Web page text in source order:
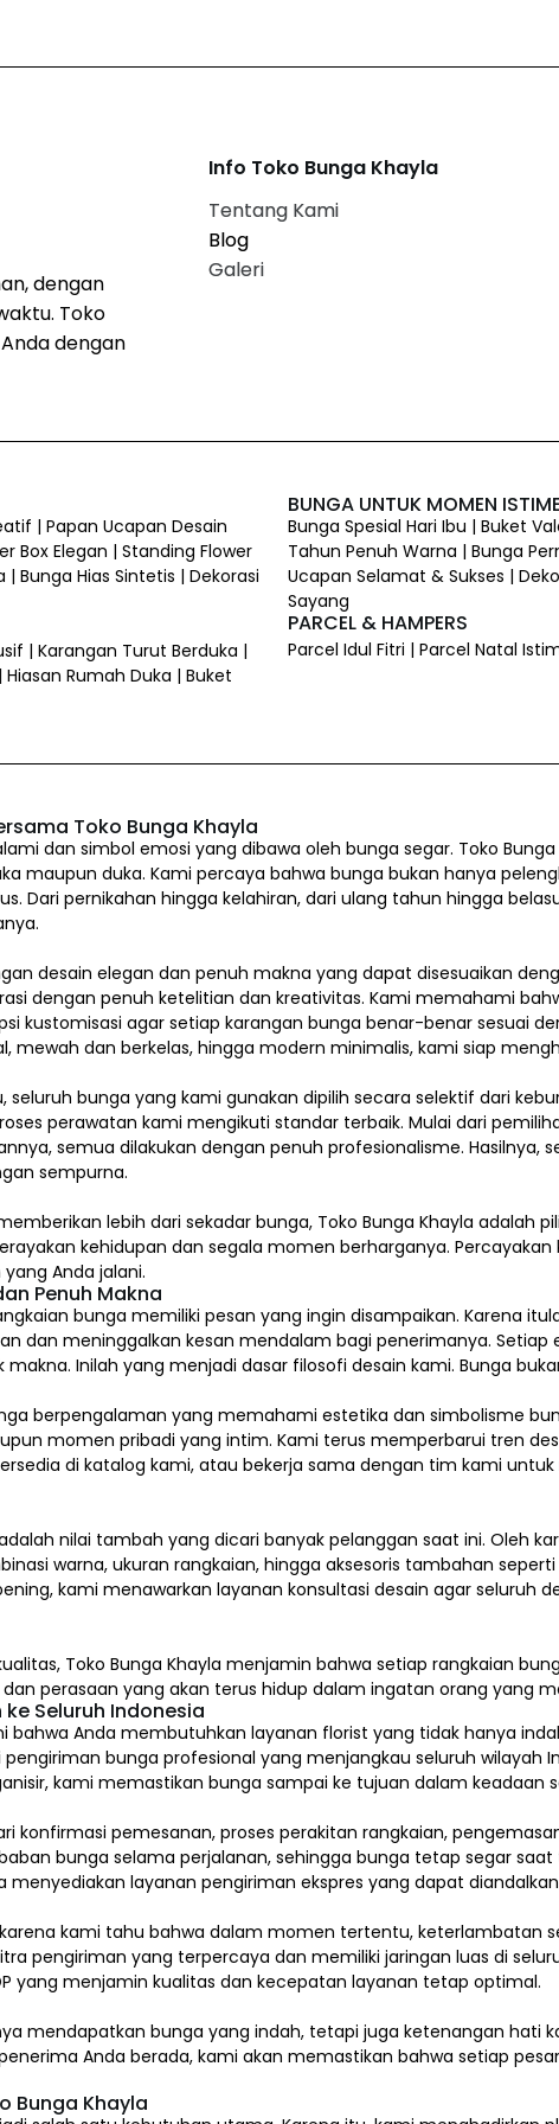
dengan
Toko
dengan
Info Toko Bunga Khayla
Tentang Kami
Blog
Galeri
| Papan Ucapan Desain
Box Elegan | Standing Flower
Bunga Hias Sintetis | Dekorasi
| Karangan Turut Berduka |
Rumah Duka | Buket
BUNGA UNTUK MOMEN
Bunga Spesial Hari Ibu | Buket
Tahun Penuh Warna | Bunga
Ucapan Selamat & Sukses |
Sayang
PARCEL & HAMPERS
Parcel Idul Fitri | Parcel Natal
Toko Bunga Khayla
dan simbol emosi yang dibawa oleh bunga segar. Toko
maupun duka. Kami percaya bahwa bunga bukan hanya
Dari pernikahan hingga kelahiran, dari ulang tahun hingga
desain elegan dan penuh makna yang dapat disesuaikan
dengan penuh ketelitian dan kreativitas. Kami memahami
kustomisasi agar setiap karangan bunga benar-benar sesuai
mewah dan berkelas, hingga modern minimalis, kami siap
bunga yang kami gunakan dipilih secara selektif dari
perawatan kami mengikuti standar terbaik. Mulai dari
semua dilakukan dengan penuh profesionalisme. Hasilnya,
sempurna.
lebih dari sekadar bunga, Toko Bunga Khayla adalah
kehidupan dan segala momen berharganya.
Anda jalani.
Penuh Makna
bunga memiliki pesan yang ingin disampaikan. Karena
dan meninggalkan kesan mendalam bagi penerimanya. Setiap
Inilah yang menjadi dasar filosofi desain kami. Bunga
berpengalaman yang memahami estetika dan simbolisme
momen pribadi yang intim. Kami terus memperbarui tren
di katalog kami, atau bekerja sama dengan tim kami
nilai tambah yang dicari banyak pelanggan saat ini. Oleh
warna, ukuran rangkaian, hingga aksesoris tambahan
kami menawarkan layanan konsultasi desain agar seluruh
Toko Bunga Khayla menjamin bahwa setiap rangkaian
perasaan yang akan terus hidup dalam ingatan orang yang
Seluruh Indonesia
Anda membutuhkan layanan florist yang tidak hanya
bunga profesional yang menjangkau seluruh wilayah
kami memastikan bunga sampai ke tujuan dalam keadaan
konfirmasi pemesanan, proses perakitan rangkaian,
bunga selama perjalanan, sehingga bunga tetap segar
layanan pengiriman ekspres yang dapat
kami tahu bahwa dalam momen tertentu, keterlambatan
pengiriman yang terpercaya dan memiliki jaringan luas di
yang menjamin kualitas dan kecepatan layanan tetap optimal.
mendapatkan bunga yang indah, tetapi juga ketenangan hati
Anda berada, kami akan memastikan bahwa setiap
Bunga Khayla